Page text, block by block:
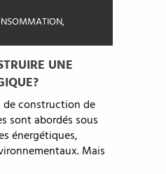
,
UNE
de construction de
sont abordés sous
énergétiques,
Mais